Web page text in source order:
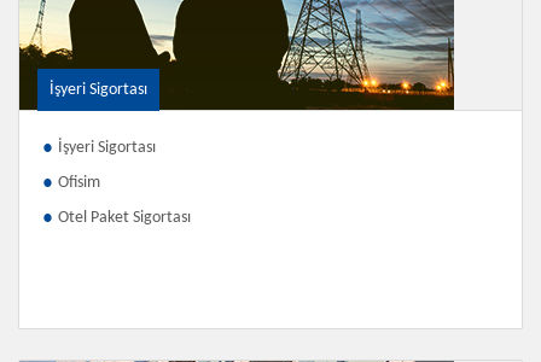
İşyeri Sigortası
İşyeri Sigortası
Ofisim
Otel Paket Sigortası